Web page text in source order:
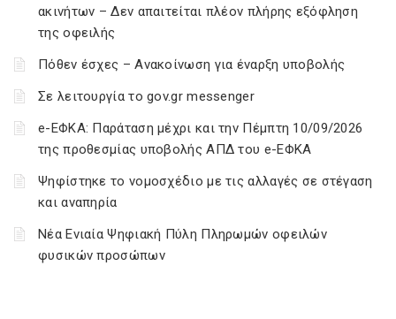
ακινήτων – Δεν απαιτείται πλέον πλήρης εξόφληση
της οφειλής
Πόθεν έσχες – Ανακοίνωση για έναρξη υποβολής
Σε λειτουργία το gov.gr messenger
e-ΕΦΚΑ: Παράταση μέχρι και την Πέμπτη 10/09/2026
της προθεσμίας υποβολής ΑΠΔ του e-ΕΦΚΑ
Ψηφίστηκε το νομοσχέδιο με τις αλλαγές σε στέγαση
και αναπηρία
Νέα Ενιαία Ψηφιακή Πύλη Πληρωμών οφειλών
φυσικών προσώπων